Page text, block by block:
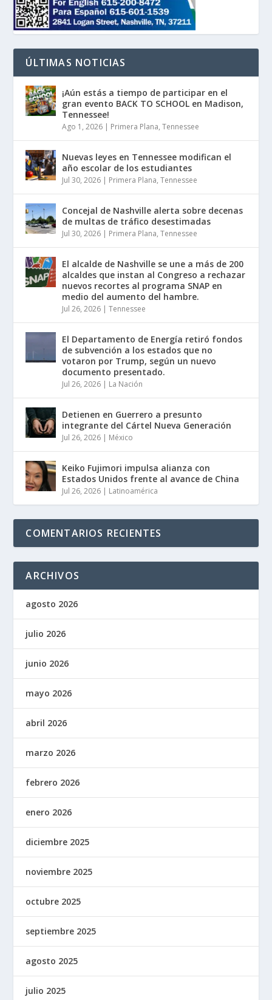
ÚLTIMAS NOTICIAS
¡Aún estás a tiempo de participar en el
gran evento BACK TO SCHOOL en Madison,
Tennessee!
Ago 1, 2026 | Primera Plana,Tennessee
Nuevas leyes en Tennessee modifican el
año escolar de los estudiantes
Jul 30, 2026 | Primera Plana,Tennessee
Concejal de Nashville alerta sobre decenas
de multas de tráfico desestimadas
Jul 30, 2026 | Primera Plana,Tennessee
El alcalde de Nashville se une a más de 200
alcaldes que instan al Congreso a rechazar
nuevos recortes al programa SNAP en
medio del aumento del hambre.
Jul 26, 2026 |Tennessee
El Departamento de Energía retiró fondos
de subvención a los estados que no
votaron por Trump, según un nuevo
documento presentado.
Jul 26, 2026 | La Nación
Detienen en Guerrero a presunto
integrante del Cártel Nueva Generación
Jul 26, 2026 | México
Keiko Fujimori impulsa alianza con
Estados Unidos frente al avance de China
Jul 26, 2026 | Latinoamérica
COMENTARIOS RECIENTES
ARCHIVOS
agosto 2026
julio 2026
junio 2026
mayo 2026
abril 2026
marzo 2026
febrero 2026
enero 2026
diciembre 2025
noviembre 2025
octubre 2025
septiembre 2025
agosto 2025
julio 2025